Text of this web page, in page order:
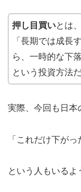
押し目買いとは、
「長期では成長
ら、一時的な下
という投資方法だ
実際、今回も日本
「これだけ下がっ
という人もいるよ